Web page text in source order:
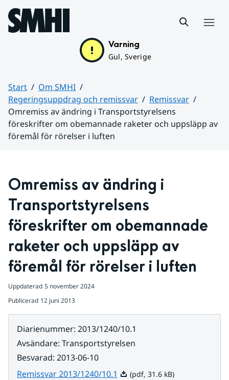
Hoppa till sidans innehåll
Varning
Gul, Sverige
Start
Om SMHI
Regeringsuppdrag och remissvar
Remissvar
Omremiss av ändring i Transportstyrelsens
föreskrifter om obemannade raketer och uppsläpp av
föremål för rörelser i luften
Omremiss av ändring i
Transportstyrelsens
föreskrifter om obemannade
raketer och uppsläpp av
föremål för rörelser i luften
Uppdaterad 5 november 2024
Publicerad 12 juni 2013
Diarienummer: 2013/1240/10.1
Avsändare: Transportstyrelsen
Besvarad: 2013-06-10
Remissvar 2013/1240/10.1 Pdf, 31.6 kB.
(pdf, 31.6 kB)